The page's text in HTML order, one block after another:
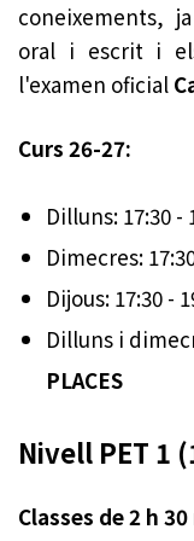
coneixements,
oral i escrit i
l'examen oficial
Curs 26-27:
Dilluns: 17:30 -
Dimecres:
Dijous: 17:30 -
Dilluns i
PLACES
Nivell PET 1
Classes de 2 h